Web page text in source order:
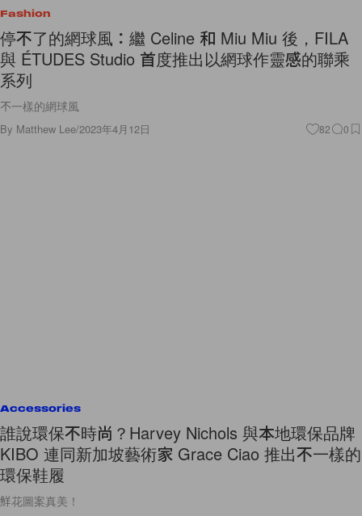
Fashion
停不了的網球風：繼 Celine 和 Miu Miu 後，FILA
與 ÉTUDES Studio ⾸度推出以網球作靈感的聯乘
系列
不一樣的網球風
By Matthew Lee/2023年4月12日 82 0
Accessories
誰說環保不時尚？Harvey Nichols 與本地環保品牌
KIBO 連同新加坡藝術家 Grace Ciao 推出不一樣的
環保鞋履
鮮花圖案真美！